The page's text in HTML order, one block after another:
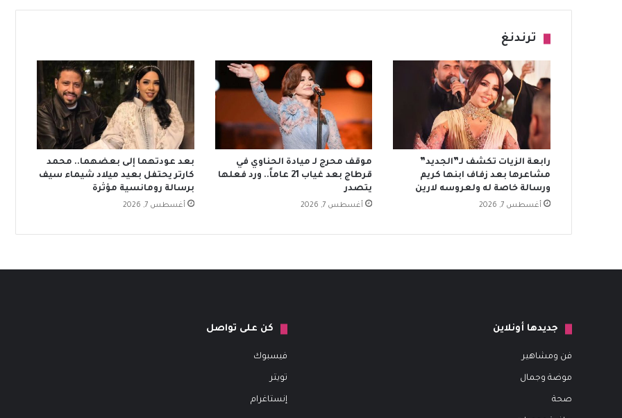
ترندنغ
رابعة الزيات تكشف لـ”الجديد”
مشاعرها بعد زفاف ابنها كريم
ورسالة خاصة له ولعروسه لارين
أغسطس 7, 2026
موقف محرج لـ ميادة الحناوي في
قرطاج بعد غياب 21 عاماً.. ورد فعلها
يتصدر
أغسطس 7, 2026
بعد عودتهما إلى بعضهما.. محمد
كارتر يحتفل بعيد ميلاد شيماء سيف
برسالة رومانسية مؤثرة
أغسطس 7, 2026
جديدها أونلاين
فن ومشاهير
موضة وجمال
صحة
كن على تواصل
فيسبوك
تويتر
إنستاغرام